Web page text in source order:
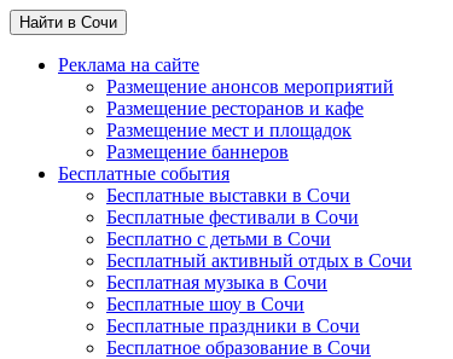
Найти в Сочи
Реклама на сайте
Размещение анонсов мероприятий
Размещение ресторанов и кафе
Размещение мест и площадок
Размещение баннеров
Бесплатные события
Бесплатные выставки в Сочи
Бесплатные фестивали в Сочи
Бесплатно с детьми в Сочи
Бесплатный активный отдых в Сочи
Бесплатная музыка в Сочи
Бесплатные шоу в Сочи
Бесплатные праздники в Сочи
Бесплатное образование в Сочи